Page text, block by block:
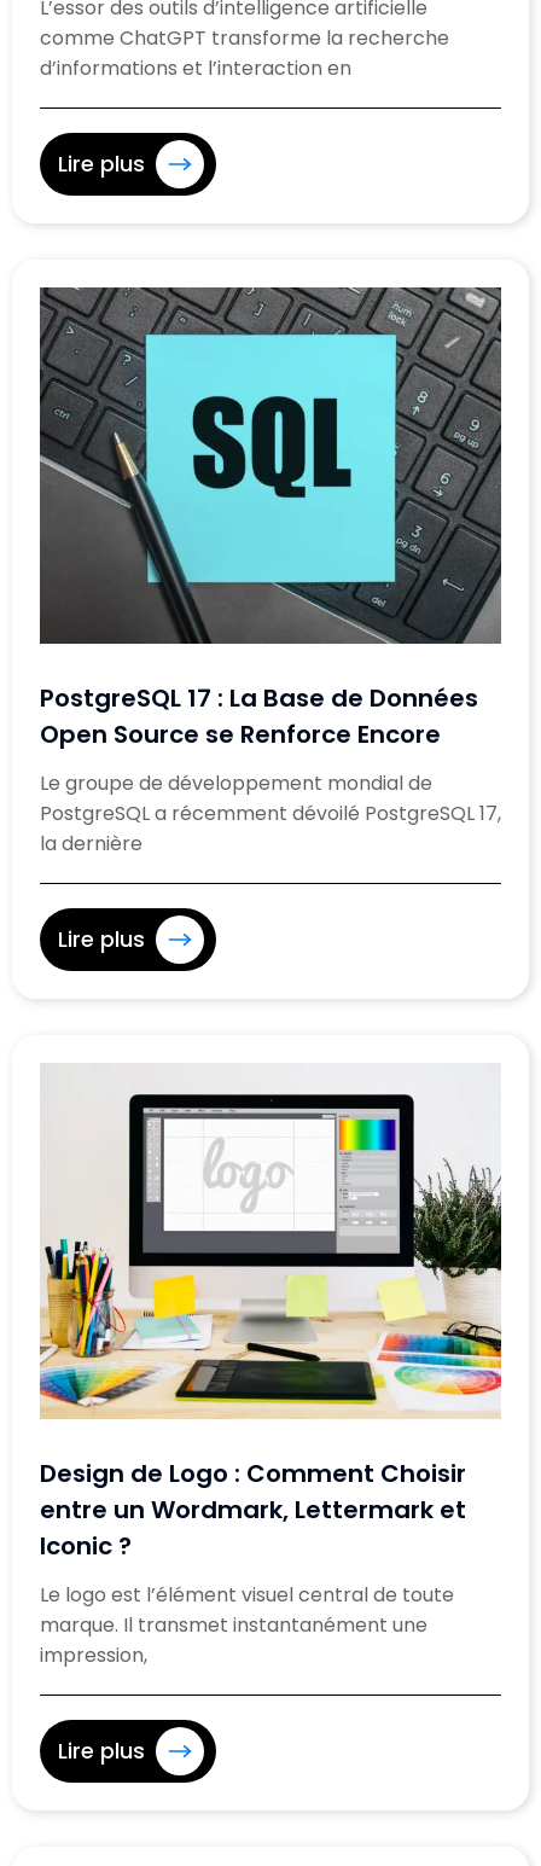
L’essor des outils d’intelligence artificielle
comme ChatGPT transforme la recherche
d’informations et l’interaction en
Lire plus
PostgreSQL 17 : La Base de Données
Open Source se Renforce Encore
Le groupe de développement mondial de
PostgreSQL a récemment dévoilé PostgreSQL 17,
la dernière
Lire plus
Design de Logo : Comment Choisir
entre un Wordmark, Lettermark et
Iconic ?
Le logo est l’élément visuel central de toute
marque. Il transmet instantanément une
impression,
Lire plus